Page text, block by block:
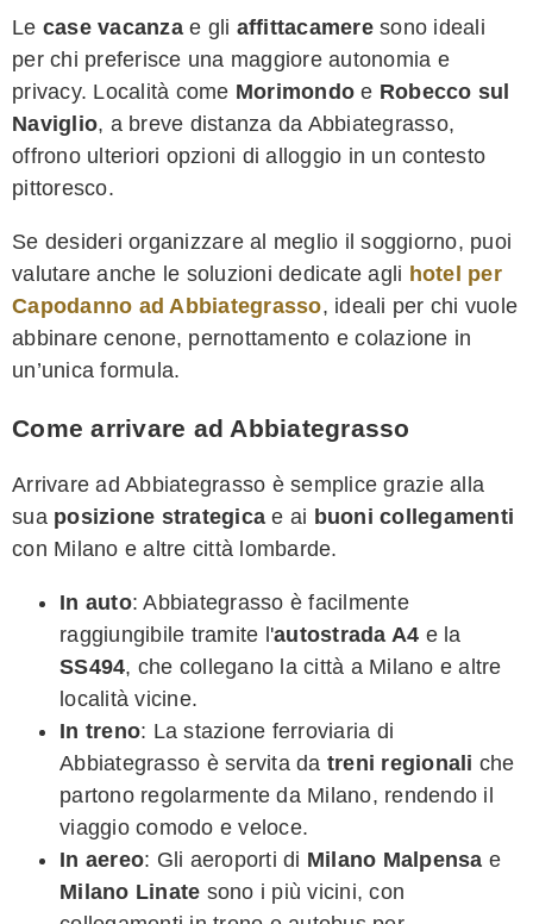
Le case vacanzae gli affittacameresono ideali
per chi preferisce una maggiore autonomia e
privacy. Località come Morimondo e Robecco sul
Naviglio, a breve distanza da Abbiategrasso,
offrono ulteriori opzioni di alloggio in un contesto
pittoresco.
Se desideri organizzare al meglio il soggiorno, puoi
valutare anche le soluzioni dedicate agli hotel per
Capodanno ad Abbiategrasso, ideali per chi vuole
abbinare cenone, pernottamento e colazione in
un’unica formula.
Come arrivare ad Abbiategrasso
Arrivare ad Abbiategrasso è semplice grazie alla
sua posizione strategica e ai buoni collegamenti
con Milano e altre città lombarde.
In auto: Abbiategrasso è facilmente
raggiungibile tramite l'autostrada A4 e la
SS494, che collegano la città a Milano e altre
località vicine.
In treno: La stazione ferroviaria di
Abbiategrasso è servita da treni regionali che
partono regolarmente da Milano, rendendo il
viaggio comodo e veloce.
In aereo: Gli aeroporti di Milano Malpensa e
Milano Linate sono i più vicini, con